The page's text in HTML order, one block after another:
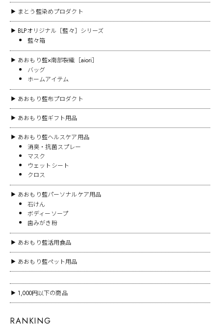
▶ まとう藍染めプロダクト
▶ BLPオリジナル［藍々］シリーズ
藍々箱
▶ あおもり藍×南部裂織［aiori］
バッグ
ホームアイテム
▶ あおもり藍布プロダクト
▶ あおもり藍ギフト用品
▶ あおもり藍ヘルスケア用品
消臭・抗菌スプレー
マスク
ウェットシート
クロス
▶ あおもり藍パーソナルケア用品
石けん
ボディーソープ
歯みがき粉
▶ あおもり藍活用食品
▶ あおもり藍ペット用品
▶ 1,000円以下の商品
RANKING